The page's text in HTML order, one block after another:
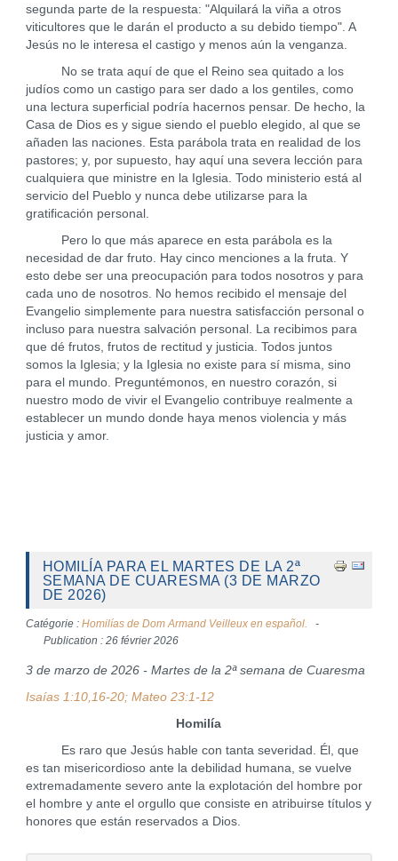
segunda parte de la respuesta: "Alquilará la viña a otros
viticultores que le darán el producto a su debido tiempo". A
Jesús no le interesa el castigo y menos aún la venganza.
No se trata aquí de que el Reino sea quitado a los
judíos como un castigo para ser dado a los gentiles, como
una lectura superficial podría hacernos pensar. De hecho, la
Casa de Dios es y sigue siendo el pueblo elegido, al que se
añaden las naciones. Esta parábola trata en realidad de los
pastores; y, por supuesto, hay aquí una severa lección para
cualquiera que ministre en la Iglesia. Todo ministerio está al
servicio del Pueblo y nunca debe utilizarse para la
gratificación personal.
Pero lo que más aparece en esta parábola es la
necesidad de dar fruto. Hay cinco menciones a la fruta. Y
esto debe ser una preocupación para todos nosotros y para
cada uno de nosotros. No hemos recibido el mensaje del
Evangelio simplemente para nuestra satisfacción personal o
incluso para nuestra salvación personal. La recibimos para
que dé frutos, frutos de rectitud y justicia. Todos juntos
somos la Iglesia; y la Iglesia no existe para sí misma, sino
para el mundo. Preguntémonos, en nuestro corazón, si
nuestro modo de vivir el Evangelio contribuye realmente a
establecer un mundo donde haya menos violencia y más
justicia y amor.
HOMILÍA PARA EL MARTES DE LA 2ª
SEMANA DE CUARESMA (3 DE MARZO
DE 2026)
Catégorie : Homilías de Dom Armand Veilleux en español.
Publication : 26 février 2026
3 de marzo de 2026 - Martes de la 2ª semana de Cuaresma
Isaías 1:10,16-20; Mateo 23:1-12
Homilía
Es raro que Jesús hable con tanta severidad. Él, que
es tan misericordioso ante la debilidad humana, se vuelve
extremadamente severo ante la explotación del hombre por
el hombre y ante el orgullo que consiste en atribuirse títulos y
honores que están reservados a Dios.